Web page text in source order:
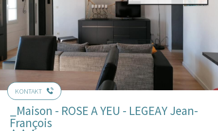
KONTAKT
_Maison - ROSE A YEU - LEGEAY Jean-
François